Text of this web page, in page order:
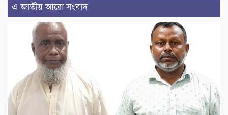
এ জাতীয় আরো সংবাদ